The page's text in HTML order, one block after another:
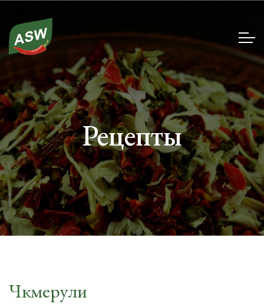
Рецепты
Чкмерули